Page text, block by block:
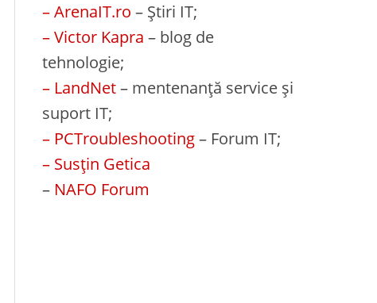
– ArenaIT.ro – Știri IT;
– Victor Kapra – blog de
tehnologie;
– LandNet– mentenanță service și
suport IT;
– PCTroubleshooting– Forum IT;
– Susțin Getica
– NAFO Forum